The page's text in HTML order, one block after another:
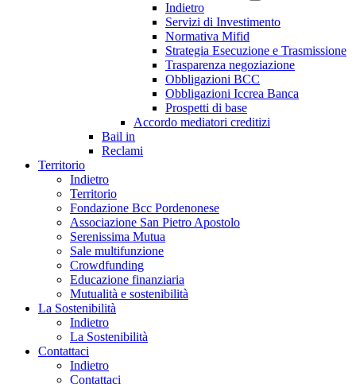
Indietro
Servizi di Investimento
Normativa Mifid
Strategia Esecuzione e Trasmissione
Trasparenza negoziazione
Obbligazioni BCC
Obbligazioni Iccrea Banca
Prospetti di base
Accordo mediatori creditizi
Bail in
Reclami
Territorio
Indietro
Territorio
Fondazione Bcc Pordenonese
Associazione San Pietro Apostolo
Serenissima Mutua
Sale multifunzione
Crowdfunding
Educazione finanziaria
Mutualità e sostenibilità
La Sostenibilità
Indietro
La Sostenibilità
Contattaci
Indietro
Contattaci